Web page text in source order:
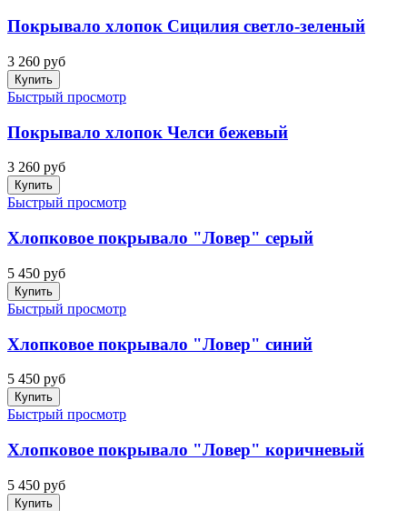
Покрывало хлопок Сицилия светло-зеленый
3 260 руб
Купить
Быстрый просмотр
Покрывало хлопок Челси бежевый
3 260 руб
Купить
Быстрый просмотр
Хлопковое покрывало "Ловер" серый
5 450 руб
Купить
Быстрый просмотр
Хлопковое покрывало "Ловер" синий
5 450 руб
Купить
Быстрый просмотр
Хлопковое покрывало "Ловер" коричневый
5 450 руб
Купить